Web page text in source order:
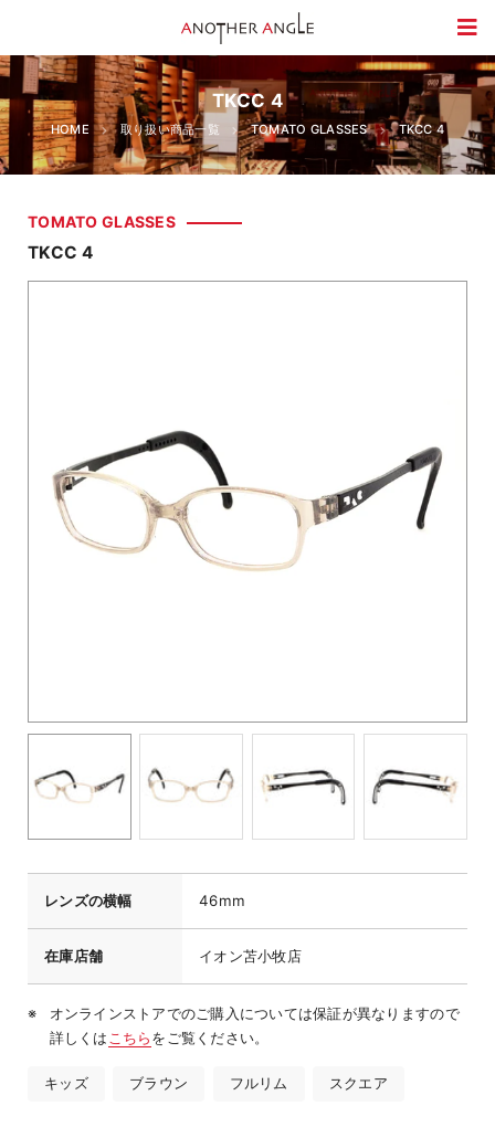
TKCC 4
HOME 取り扱い商品一覧 TOMATO GLASSES TKCC 4
TOMATO GLASSES
TKCC 4
レンズの横幅 46mm
在庫店舗 イオン苫小牧店
オンラインストアでのご購入については保証が異なりますので
詳しくは こちらをご覧ください。
キッズ ブラウン フルリム スクエア